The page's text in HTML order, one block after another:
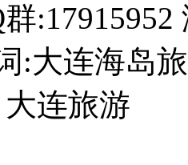
:大连海岛
连旅游